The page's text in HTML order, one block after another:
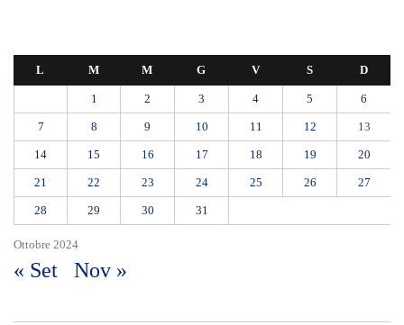
Ottobre 2024
L M M G V S D
1 2 3 4 5 6
7 8 9 10 11 12 13
14 15 16 17 18 19 20
21 22 23 24 25 26 27
28 29 30 31
« Set Nov »